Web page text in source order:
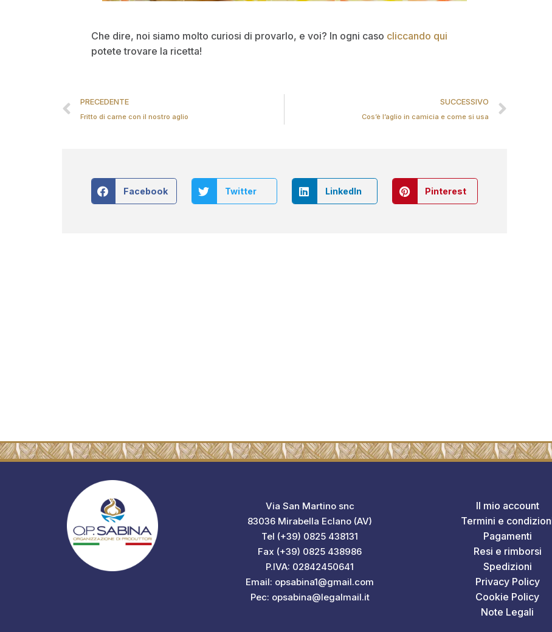
Che dire, noi siamo molto curiosi di provarlo, e voi? In ogni caso cliccando qui
potete trovare la ricetta!
PRECEDENTE
Fritto di carne con il nostro aglio
SUCCESSIVO
Cos’è l’aglio in camicia e come si usa
Facebook Twitter LinkedIn Pinterest
Via San Martino snc
83036 Mirabella Eclano (AV)
Tel (+39) 0825 438131
Fax (+39) 0825 438986
P.IVA: 02842450641
Email: opsabina1@gmail.com
Pec: opsabina@legalmail.it
Il mio account
Termini e
Pagamenti
Resi e rimborsi
Spedizioni
Privacy Policy
Cookie Policy
Note Legali